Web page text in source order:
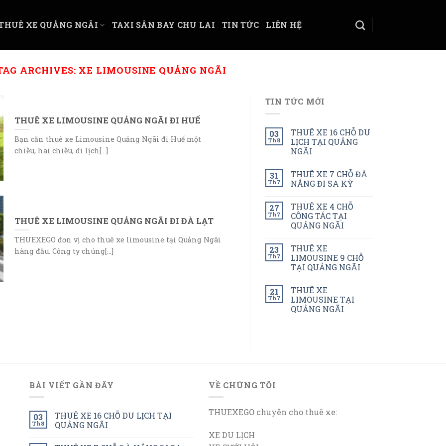
XE QUẢNG NGÃI TAXI SÂN BAY CHU LAI TIN TỨC LIÊN HỆ
ARCHIVES: XE LIMOUSINE QUẢNG NGÃI
THUÊ XE LIMOUSINE QUẢNG NGÃI ĐI HUẾ
Bạn cần thuê xe Limousine Quảng Ngãi đi Huế một
chiều, hai chiều, đi lịch[...]
THUÊ XE LIMOUSINE QUẢNG NGÃI ĐI ĐÀ LẠT
THUEXEGO đơn vị cho thuê xe limousine tại Quảng Ngãi
hàng đầu. Công ty chúng[...]
TIN TỨC MỚI
03
Th8
THUÊ XE 16 CHỖ DU
LỊCH TẠI QUẢNG
NGÃI
31
Th7
THUÊ XE 7 CHỖ ĐÀ
NẮNG ĐI SA KỲ
27
Th7
THUÊ XE 4 CHỖ
CÔNG TÁC TẠI
QUẢNG NGÃI
23
Th7
THUÊ XE
LIMOUSINE 9 CHỖ
TẠI QUẢNG NGÃI
21
Th7
THUÊ XE
LIMOUSINE TẠI
QUẢNG NGÃI
BÀI VIẾT GẦN ĐÂY
03
Th8
THUÊ XE 16 CHỖ DU LỊCH TẠI
QUẢNG NGÃI
VỀ CHÚNG TÔI
THUEXEGO chuyên cho thuê xe:
XE DU LỊCH